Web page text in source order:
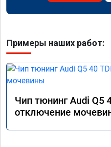
Примеры наших работ:
Чип тюнинг Audi Q5
отключение